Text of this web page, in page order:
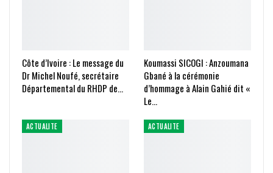
Côte d’Ivoire : Le message du
Dr Michel Noufé, secrétaire
Départemental du RHDP de…
Koumassi SICOGI : Anzoumana
Gbané à la cérémonie
d’hommage à Alain Gahié dit «
Le…
ACTUALITE ACTUALITE